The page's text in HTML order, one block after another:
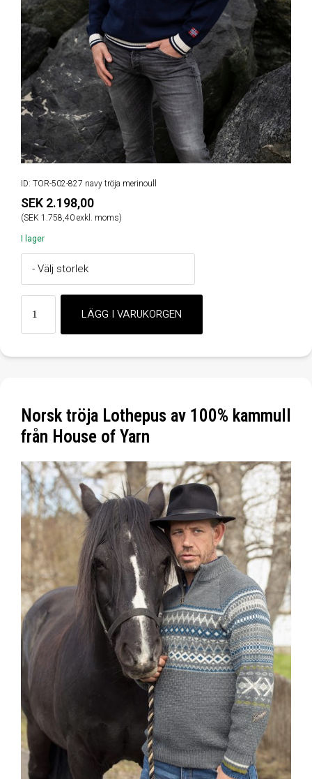
ID: TOR-502-827 navy tröja merinoull
SEK 2.198,00
(SEK 1.758,40 exkl. moms)
I lager
Norsk tröja Lothepus av 100% kammull
från House of Yarn